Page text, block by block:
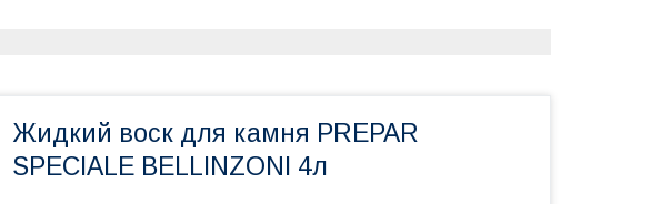
Жидкий воск для камня PREPAR
SPECIALE BELLINZONI 4л